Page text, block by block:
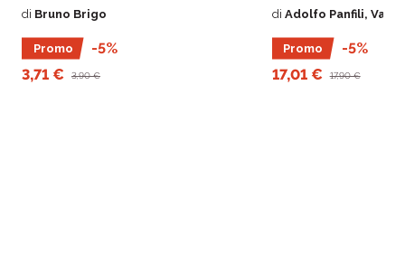
numerose forme della medicina.
di Bruno Brigo
Promo
-5%
3,71 €
3,90 €
essenziali di
volume gli autori sono
sintetizzare nella
di Adolfo Panfili,
Promo
-5%
17,01 €
17,90 €